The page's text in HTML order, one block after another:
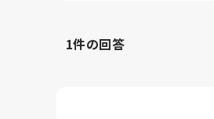
1件の回答